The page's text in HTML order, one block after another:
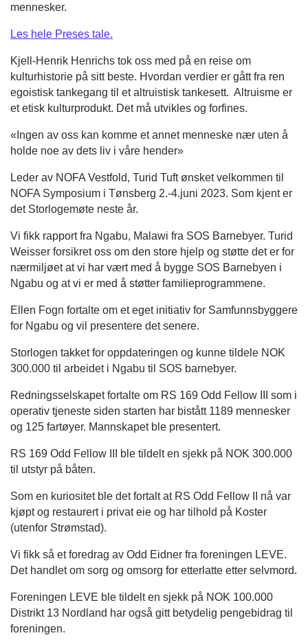
mennesker.
Les hele Preses tale.
Kjell-Henrik Henrichs tok oss med på en reise om
kulturhistorie på sitt beste. Hvordan verdier er gått fra ren
egoistisk tankegang til et altruistisk tankesett. Altruisme er
et etisk kulturprodukt. Det må utvikles og forfines.
«Ingen av oss kan komme et annet menneske nær uten å
holde noe av dets liv i våre hender»
Leder av NOFA Vestfold, Turid Tuft ønsket velkommen til
NOFA Symposium i Tønsberg 2.-4.juni 2023. Som kjent er
det Storlogemøte neste år.
Vi fikk rapport fra Ngabu, Malawi fra SOS Barnebyer. Turid
Weisser forsikret oss om den store hjelp og støtte det er for
nærmiljøet at vi har vært med å bygge SOS Barnebyen i
Ngabu og at vi er med å støtter familieprogrammene.
Ellen Fogn fortalte om et eget initiativ for Samfunnsbyggere
for Ngabu og vil presentere det senere.
Storlogen takket for oppdateringen og kunne tildele NOK
300.000 til arbeidet i Ngabu til SOS barnebyer.
Redningsselskapet fortalte om RS 169 Odd Fellow III som i
operativ tjeneste siden starten har bistått 1189 mennesker
og 125 fartøyer. Mannskapet ble presentert.
RS 169 Odd Fellow III ble tildelt en sjekk på NOK 300.000
til utstyr på båten.
Som en kuriositet ble det fortalt at RS Odd Fellow II nå var
kjøpt og restaurert i privat eie og har tilhold på Koster
(utenfor Strømstad).
Vi fikk så et foredrag av Odd Eidner fra foreningen LEVE.
Det handlet om sorg og omsorg for etterlatte etter selvmord.
Foreningen LEVE ble tildelt en sjekk på NOK 100.000
Distrikt 13 Nordland har også gitt betydelig pengebidrag til
foreningen.